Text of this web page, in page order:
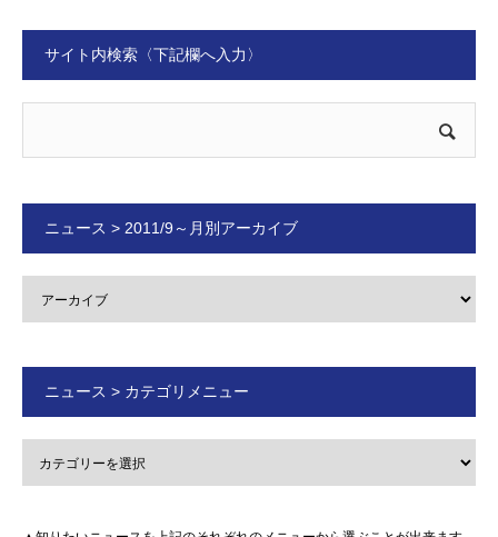
サイト内検索〈下記欄へ入力〉
ニュース > 2011/9～月別アーカイブ
ニュース > カテゴリメニュー